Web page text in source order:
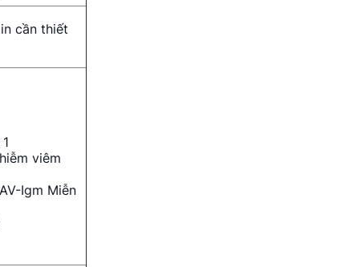
cần thiết
viêm
Igm Miễn